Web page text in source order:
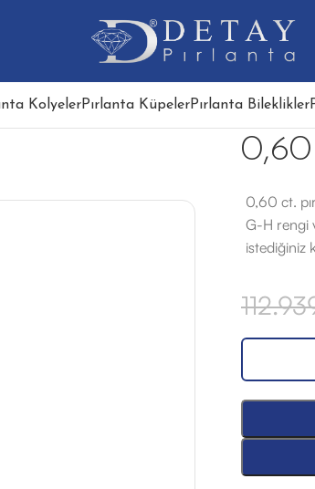
KolyelerPırlanta KüpelerPırlanta Bileklikler
0,60 ct.
G-H rengi
istediğiniz